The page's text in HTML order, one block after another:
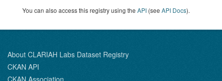
You can also access this registry using the API (see API Docs).
About CLARIAH Labs Dataset Registry
CKAN API
CKAN Association